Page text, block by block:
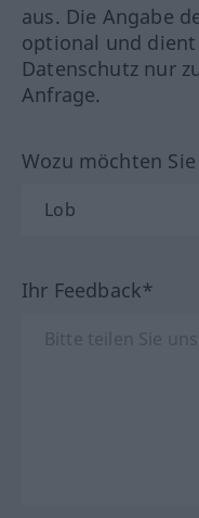
aus. Die Angabe
optional und
Datenschutz nur
Anfrage.
Wozu möchten
Ihr Feedback*